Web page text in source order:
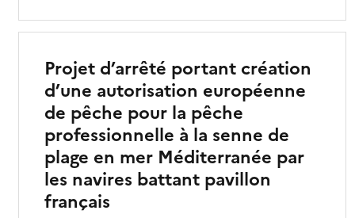
Projet d’arrêté portant création
d’une autorisation européenne
de pêche pour la pêche
professionnelle à la senne de
plage en mer Méditerranée par
les navires battant pavillon
français